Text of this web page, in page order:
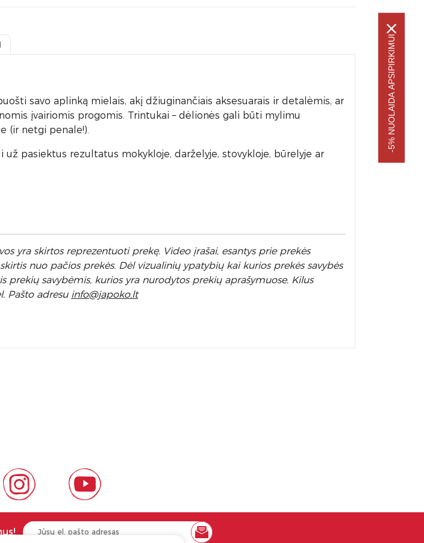
savo aplinką mielais, akį džiuginančiais aksesuarais ir detalėmis, ar
įvairiomis progomis. Trintukai – dėlionės gali būti mylimu
(ir netgi penale!).
pasiektus rezultatus mokykloje, darželyje, stovykloje, būrelyje ar
yra skirtos reprezentuoti prekę. Video įrašai, esantys prie prekės
nuo pačios prekės. Dėl vizualinių ypatybių kai kurios prekės savybės
savybėmis, kurios yra nurodytos prekių aprašymuose. Kilus
Pašto adresu info@japoko.lt
-5% NUOLAIDA APSIPIRKIMUI